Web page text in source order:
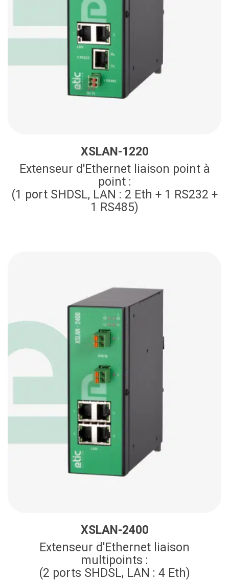
XSLAN-1220
Extenseur d'Ethernet liaison point à
point :
(1 port SHDSL, LAN : 2 Eth + 1 RS232 +
1 RS485)
XSLAN-2400
Extenseur d'Ethernet liaison
multipoints :
(2 ports SHDSL, LAN : 4 Eth)